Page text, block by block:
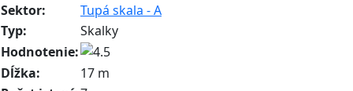
Sektor:
Tupá skala - A
Typ:
Skalky
Hodnotenie:
Dĺžka:
17 m